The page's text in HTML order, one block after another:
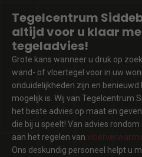
Tegelcentrum
altijd voor u klaar
tegeladvies!
Grote kans wanneer u druk op
wand- of vloertegel voor in uw
onduidelijkheden zijn en benieuwd
mogelijk is. Wij van Tegelcentrum
het beste advies op maat en
die bij u speelt! Van advies rondom
aan het regelen van
Ons deskundig personeel helpt u